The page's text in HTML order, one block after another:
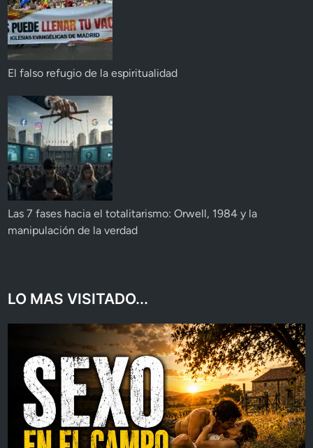
El falso refugio de la espiritualidad
Las 7 fases hacia el totalitarismo: Orwell, 1984 y la
manipulación de la verdad
LO MAS VISITADO...